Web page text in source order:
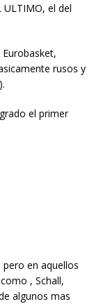
ULTIMO, el del
rusos y
el primer
en aquellos
, Schall,
algunos mas